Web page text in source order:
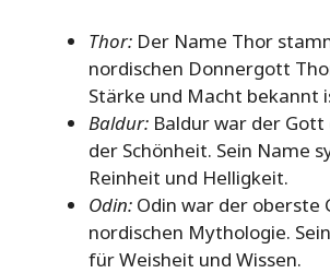
Thor: Der Name Thor
nordischen Donnergott
Stärke und Macht bekannt
Baldur: Baldur war der Gott
der Schönheit. Sein Name
Reinheit und Helligkeit.
Odin: Odin war der oberste
nordischen Mythologie.
für Weisheit und Wissen.